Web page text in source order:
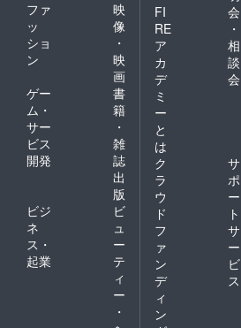
ファ
ッ
ショ
ン
映
像
・
映
画
ゲー
ム・
サー
ビス
開発
書
籍
・
雑
誌
出
版
ビジ
ネ
ス・
起業
ビ
ュ
ー
テ
ィ
ー
・
FI
RE
ア
カ
デ
ミ
ー
と
は
会
・
相
談
会
ク
ラ
ウ
ド
フ
ァ
ン
デ
ィ
ン
サ
ポ
ー
ト
サ
ー
ビ
ス